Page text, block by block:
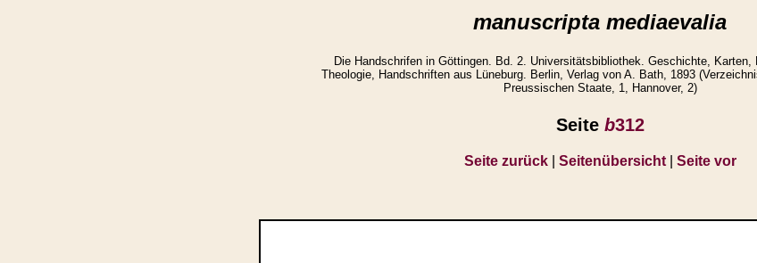
manuscripta mediaevalia
Die Handschrifen in Göttingen. Bd. 2. Universitätsbibliothek. Geschichte, Karten,
Theologie, Handschriften aus Lüneburg. Berlin, Verlag von A. Bath, 1893
Preussischen Staate, 1, Hannover, 2)
Seite b312
Seite zurück| Seitenübersicht| Seite vor